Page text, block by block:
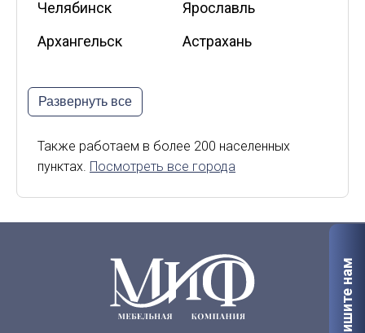
Челябинск
Ярославль
Архангельск
Астрахань
Калининград
Киров
Курск
Липецк
Мурманск
Тверь
Развернуть все
Также работаем в более 200 населенных
пунктах. Посмотреть все города
Напишите нам